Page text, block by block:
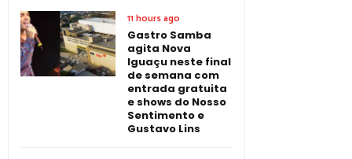
11 hours ago
Gastro Samba
agita Nova
Iguaçu neste final
de semana com
entrada gratuita
e shows do Nosso
Sentimento e
Gustavo Lins